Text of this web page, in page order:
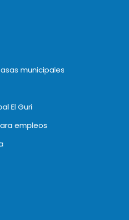
municipales
El Guri
empleos